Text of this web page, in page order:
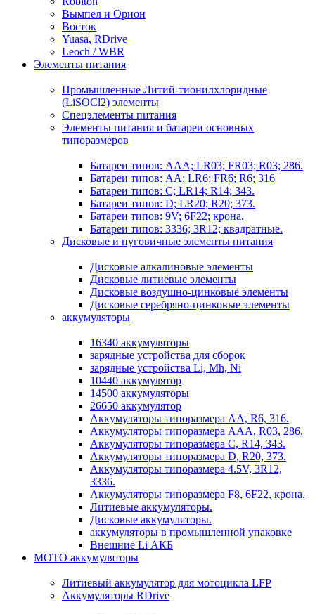
Вымпел и Орион
Восток
Yuasa, RDrive
Leoch / WBR
Элементы питания
Промышленные Литий-тионилхлоридные
(LiSOCl2) элементы
Спецэлементы питания
Элементы питания и батареи основных
типоразмеров
Батареи типов: AAA; LR03; FR03; R03; 286.
Батареи типов: AA; LR6; FR6; R6; 316
Батареи типов: C; LR14; R14; 343.
Батареи типов: D; LR20; R20; 373.
Батареи типов: 9V; 6F22; крона.
Батареи типов: 3336; 3R12; квадратные.
Дисковые и пуговичные элементы питания
Дисковые алкалиновые элементы
Дисковые литиевые элементы
Дисковые воздушно-цинковые элементы
Дисковые серебряно-цинковые элементы
аккумуляторы
16340 аккумуляторы
зарядные устройства для сборок
зарядные устройства Li, Mh, Ni
10440 аккумулятор
14500 аккумуляторы
26650 аккумулятор
Аккумуляторы типоразмера АА, R6, 316.
Аккумуляторы типоразмера ААА, R03, 286.
Аккумуляторы типоразмера С, R14, 343.
Аккумуляторы типоразмера D, R20, 373.
Аккумуляторы типоразмера 4.5V, 3R12,
3336.
Аккумуляторы типоразмера F8, 6F22, крона.
Литиевые аккумуляторы.
Дисковые аккумуляторы.
аккумуляторы в промышленной упаковке
Внешние Li АКБ
МОТО аккумуляторы
Литиевый аккумулятор для мотоцикла LFP
Аккумуляторы RDrive